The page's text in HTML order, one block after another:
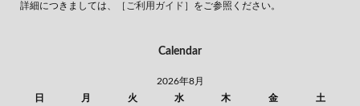
詳細につきましては、
［ご利用ガイド］ をご参照ください。
Calendar
2026年8月
日
月 火 水 木 金 土